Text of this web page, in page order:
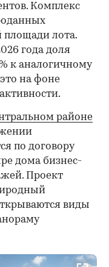
Комплекс
площади лота.
года доля
к аналогичному
на фоне
районе
по договору
дома бизнес-
Проект
виды